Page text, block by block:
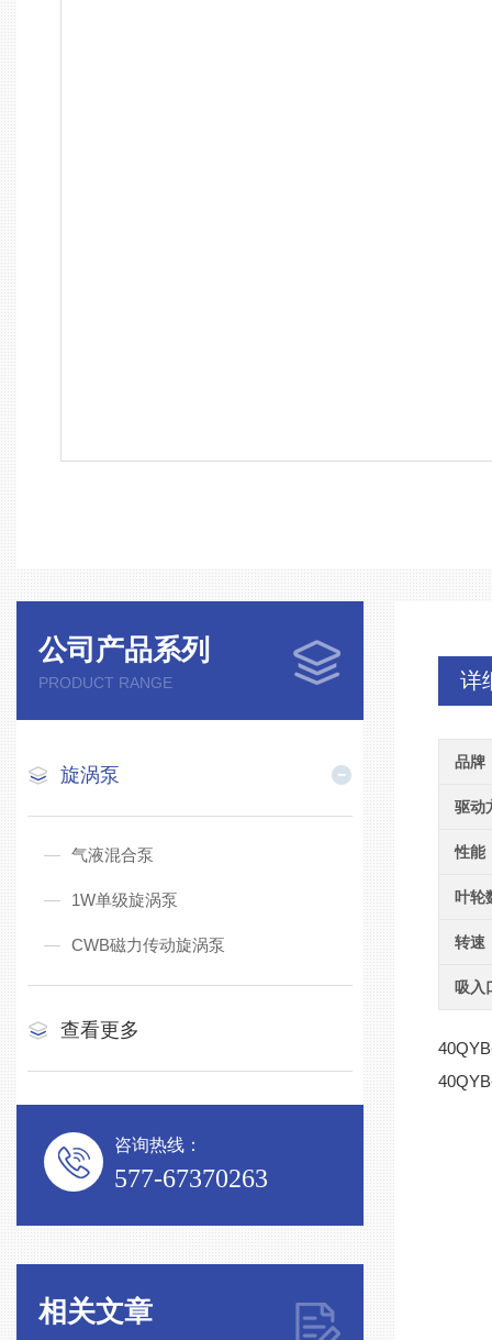
公司产品系列
PRODUCT RANGE
旋涡泵
气液混合泵
1W单级旋涡泵
CWB磁力传动旋涡泵
查看更多
咨询热线：
577-67370263
相关文章
详
品牌
驱动
性能
叶轮
转速
吸入